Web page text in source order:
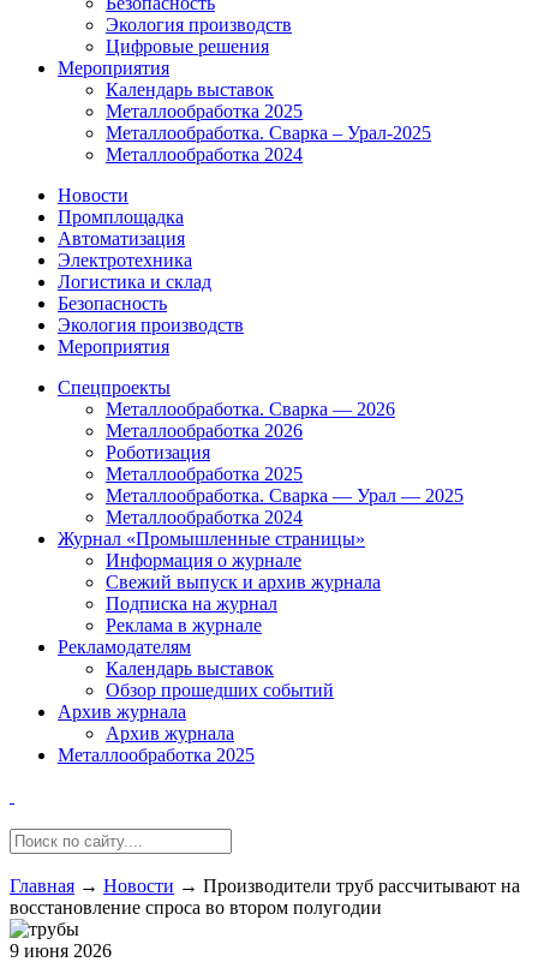
Экология производств
Цифровые решения
Мероприятия
Календарь выставок
Металлообработка 2025
Металлообработка. Сварка – Урал-2025
Металлообработка 2024
Новости
Промплощадка
Автоматизация
Электротехника
Логистика и склад
Безопасность
Экология производств
Мероприятия
Спецпроекты
Металлообработка. Сварка — 2026
Металлообработка 2026
Роботизация
Металлообработка 2025
Металлообработка. Сварка — Урал — 2025
Металлообработка 2024
Журнал «Промышленные страницы»
Информация о журнале
Свежий выпуск и архив журнала
Подписка на журнал
Реклама в журнале
Рекламодателям
Календарь выставок
Обзор прошедших событий
Архив журнала
Архив журнала
Металлообработка 2025
Главная → Новости → Производители труб рассчитывают на
восстановление спроса во втором полугодии
9 июня 2026